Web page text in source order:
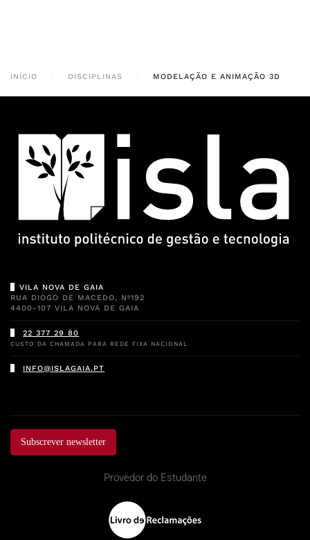
INÍCIO DISCIPLINAS MODELAÇÃO E ANIMAÇÃO 3D
VILA NOVA DE GAIA
RUA DIOGO DE MACEDO, Nº192
4400-107 VILA NOVA DE GAIA
22 377 29 80
CUSTO DA CHAMADA PARA REDE FIXA NACIONAL
INFO@ISLAGAIA.PT
Subscrever newsletter
Provedor do Estudante